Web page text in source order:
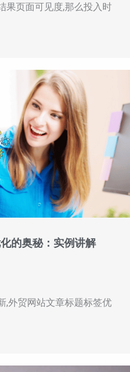
果页面可见度,那么投入时
的奥秘：实例讲解
,外贸网站文章标题标签优